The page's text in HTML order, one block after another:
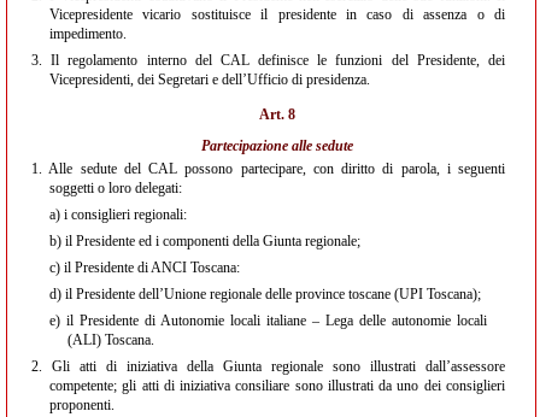
Vicepresidente vicario sostituisce il presidente in caso di assenza o di
impedimento.
3.Il regolamento interno del CAL definisce le funzioni del Presidente, dei
Vicepresidenti, dei Segretari e dell’Ufficio di presidenza.
Art. 8
Partecipazione alle sedute
1. Alle sedute del CAL possono partecipare, con diritto di parola, i seguenti
soggetti o loro delegati:
a) i consiglieri regionali:
b) il Presidente ed i componenti della Giunta regionale;
c) il Presidente di ANCI Toscana:
d) il Presidente dell’Unione regionale delle province toscane (UPI Toscana);
e) il Presidente di Autonomie locali italiane – Lega delle autonomie locali
(ALI) Toscana.
2. Gli atti di iniziativa della Giunta regionale sono illustrati dall’assessore
competente; gli atti di iniziativa consiliare sono illustrati da uno dei consiglieri
proponenti.